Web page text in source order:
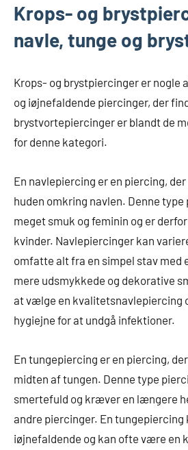
Krops- og
navle, tunge og
Krops- og brystpiercinger er nogle
og iøjnefaldende piercinger, der
brystvortepiercinger er blandt de
for denne kategori.
En navlepiercing er en piercing,
huden omkring navlen. Denne
meget smuk og feminin og er
kvinder. Navlepiercinger kan
omfatte alt fra en simpel stav med
mere udsmykkede og dekorative
at vælge en kvalitetsnavlepiercing
hygiejne for at undgå infektioner.
En tungepiercing er en piercing,
midten af tungen. Denne type
smertefuld og kræver en længere
andre piercinger. En
iøjnefaldende og kan ofte være en